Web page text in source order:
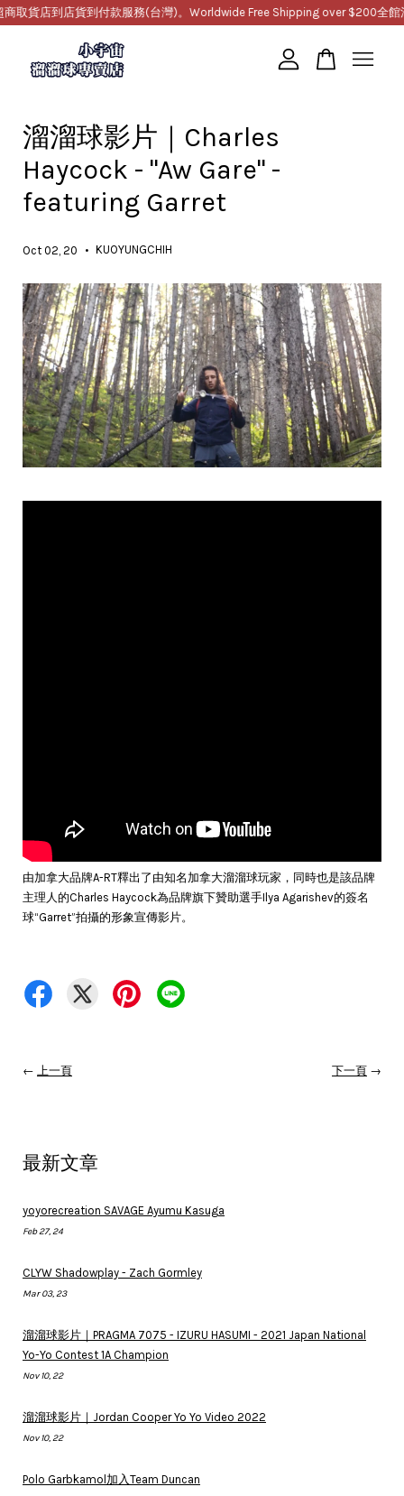
取貨店到店貨到付款服務(台灣)。Worldwide Free Shipping over $200全館
溜溜球影片｜Charles
Haycock - "Aw Gare" -
featuring Garret
Oct 02, 20 • KUOYUNGCHIH
由加拿大品牌A-RT釋出了由知名加拿大溜溜球玩家，同時也是該品牌
主理人的Charles Haycock為品牌旗下贊助選手Ilya Agarishev的簽名
球“Garret”拍攝的形象宣傳影片。
← 上一頁 下一頁 →
最新文章
yoyorecreation SAVAGE Ayumu Kasuga
Feb 27, 24
CLYW Shadowplay - Zach Gormley
Mar 03, 23
溜溜球影片｜PRAGMA 7075 - IZURU HASUMI - 2021 Japan National
Yo-Yo Contest 1A Champion
Nov 10, 22
溜溜球影片｜Jordan Cooper Yo Yo Video 2022
Nov 10, 22
Polo Garbkamol加入Team Duncan
繼續購物